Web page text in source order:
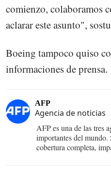
comienzo, colaboramos
aclarar este asunto",
Boeing tampoco quiso
informaciones de prensa.
AFP
Agencia de noticias
AFP es una de las tres
importantes del mundo.
cobertura completa,